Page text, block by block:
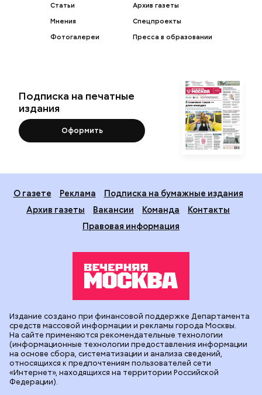
Статьи
Мнения
Фотогалереи
Архив газеты
Спецпроекты
Пресса в образовании
Подписка на печатные
издания
Оформить
О газете Реклама
Подписка на бумажные издания
Архив газеты
Вакансии Команда
Контакты
Правовая информация
Издание создано при финансовой поддержке Департамента
средств массовой информации и рекламы города Москвы.
На сайте применяются рекомендательные технологии
(информационные технологии предоставления информации
на основе сбора, систематизации и анализа сведений,
относящихся к предпочтениям пользователей сети
«Интернет», находящихся на территории Российской
Федерации).